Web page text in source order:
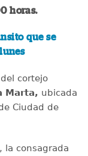
horas.
que se
cortejo
Marta, ubicada
Ciudad de
la consagrada